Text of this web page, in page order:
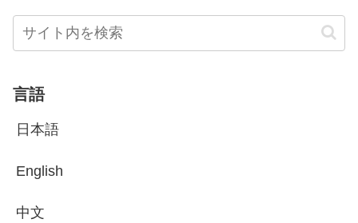
言語
日本語
English
中文